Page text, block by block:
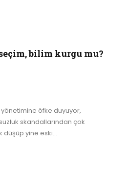
bilim kurgu mu?
yönetimine öfke duyuyor,
skandallarından çok
düşüp yine eski…